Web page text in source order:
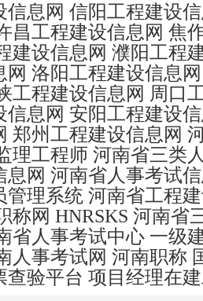
信息网 信阳工程建设
昌工程建设信息网 焦
建设信息网 濮阳工程
网 洛阳工程建设信息网
工程建设信息网 周口
信息网 安阳工程建设
郑州工程建设信息网
理工程师 河南省三类
息网 河南省人事考试
管理系统 河南省工程
称网 HNRSKS 河南省
省人事考试中心 一级
人事考试网 河南职称
查验平台 项目经理在